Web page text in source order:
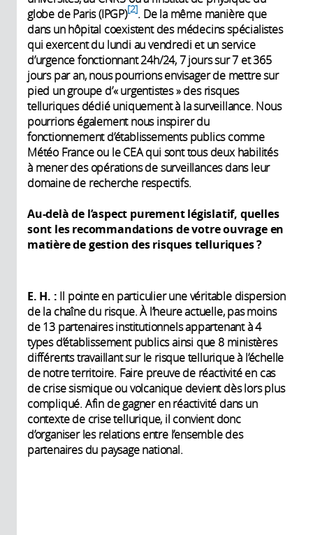
globe de Paris (IPGP) 2 . De la même manière que
dans un hôpital coexistent des médecins spécialistes
qui exercent du lundi au vendredi et un service
d’urgence fonctionnant 24h/24, 7 jours sur 7 et 365
jours par an, nous pourrions envisager de mettre sur
pied un groupe d’« urgentistes » des risques
telluriques dédié uniquement à la surveillance. Nous
pourrions également nous inspirer du
fonctionnement d’établissements publics comme
Météo France ou le CEA qui sont tous deux habilités
à mener des opérations de surveillances dans leur
domaine de recherche respectifs.
Au-delà de l’aspect purement législatif, quelles
sont les recommandations de votre ouvrage en
matière de gestion des risques telluriques?
E. H. : Il pointe en particulier une véritable dispersion
de la chaîne du risque. À l’heure actuelle, pas moins
de 13 partenaires institutionnels appartenant à 4
types d’établissement publics ainsi que 8 ministères
différents travaillant sur le risque tellurique à l’échelle
de notre territoire. Faire preuve de réactivité en cas
de crise sismique ou volcanique devient dès lors plus
compliqué. Afin de gagner en réactivité dans un
contexte de crise tellurique, il convient donc
d’organiser les relations entre l’ensemble des
partenaires du paysage national.